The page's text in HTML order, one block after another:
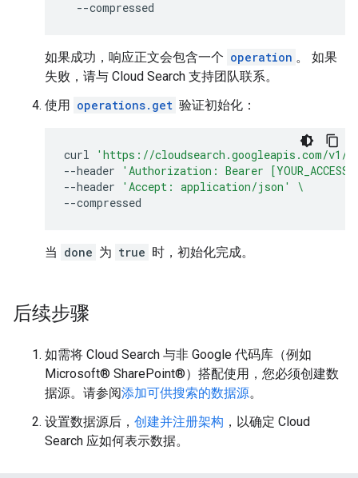
如果成功，响应正文会包含一个 operation 。 如果
失败，请与 Cloud Search 支持团队联系。
使用 operations.get 验证初始化：
curl
'https://cloudsearch.googleapis.com/v1/
--header
'Authorization: Bearer
--header
'Accept: application/json'
\
当 done 为 true 时，初始化完成。
后续步骤
如需将 Cloud Search 与非 Google 代码库（例如
Microsoft® SharePoint®）搭配使用，您必须创建数
据源。请参阅添加可供搜索的数据源。
设置数据源后， 创建并注册架构 ，以确定 Cloud
Search 应如何表示数据。